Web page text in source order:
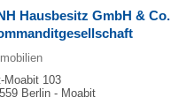
Hausbesitz GmbH & Co.
Moabit 103
Berlin - Moabit